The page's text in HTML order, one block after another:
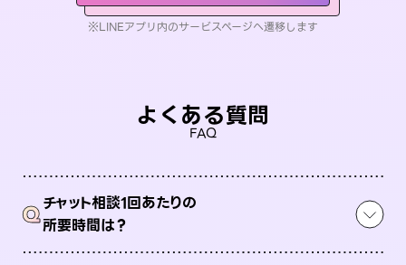
※LINEアプリ内のサービスページへ遷移します
よくある質問
FAQ
Qチャット相談1回あたりの
所要時間は？